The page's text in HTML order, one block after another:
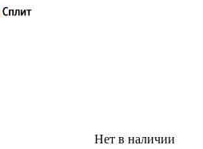
Нет в наличии